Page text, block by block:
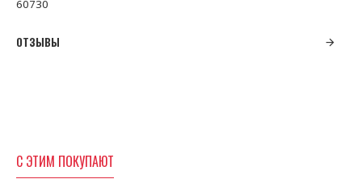
60730
ОТЗЫВЫ
С ЭТИМ ПОКУПАЮТ